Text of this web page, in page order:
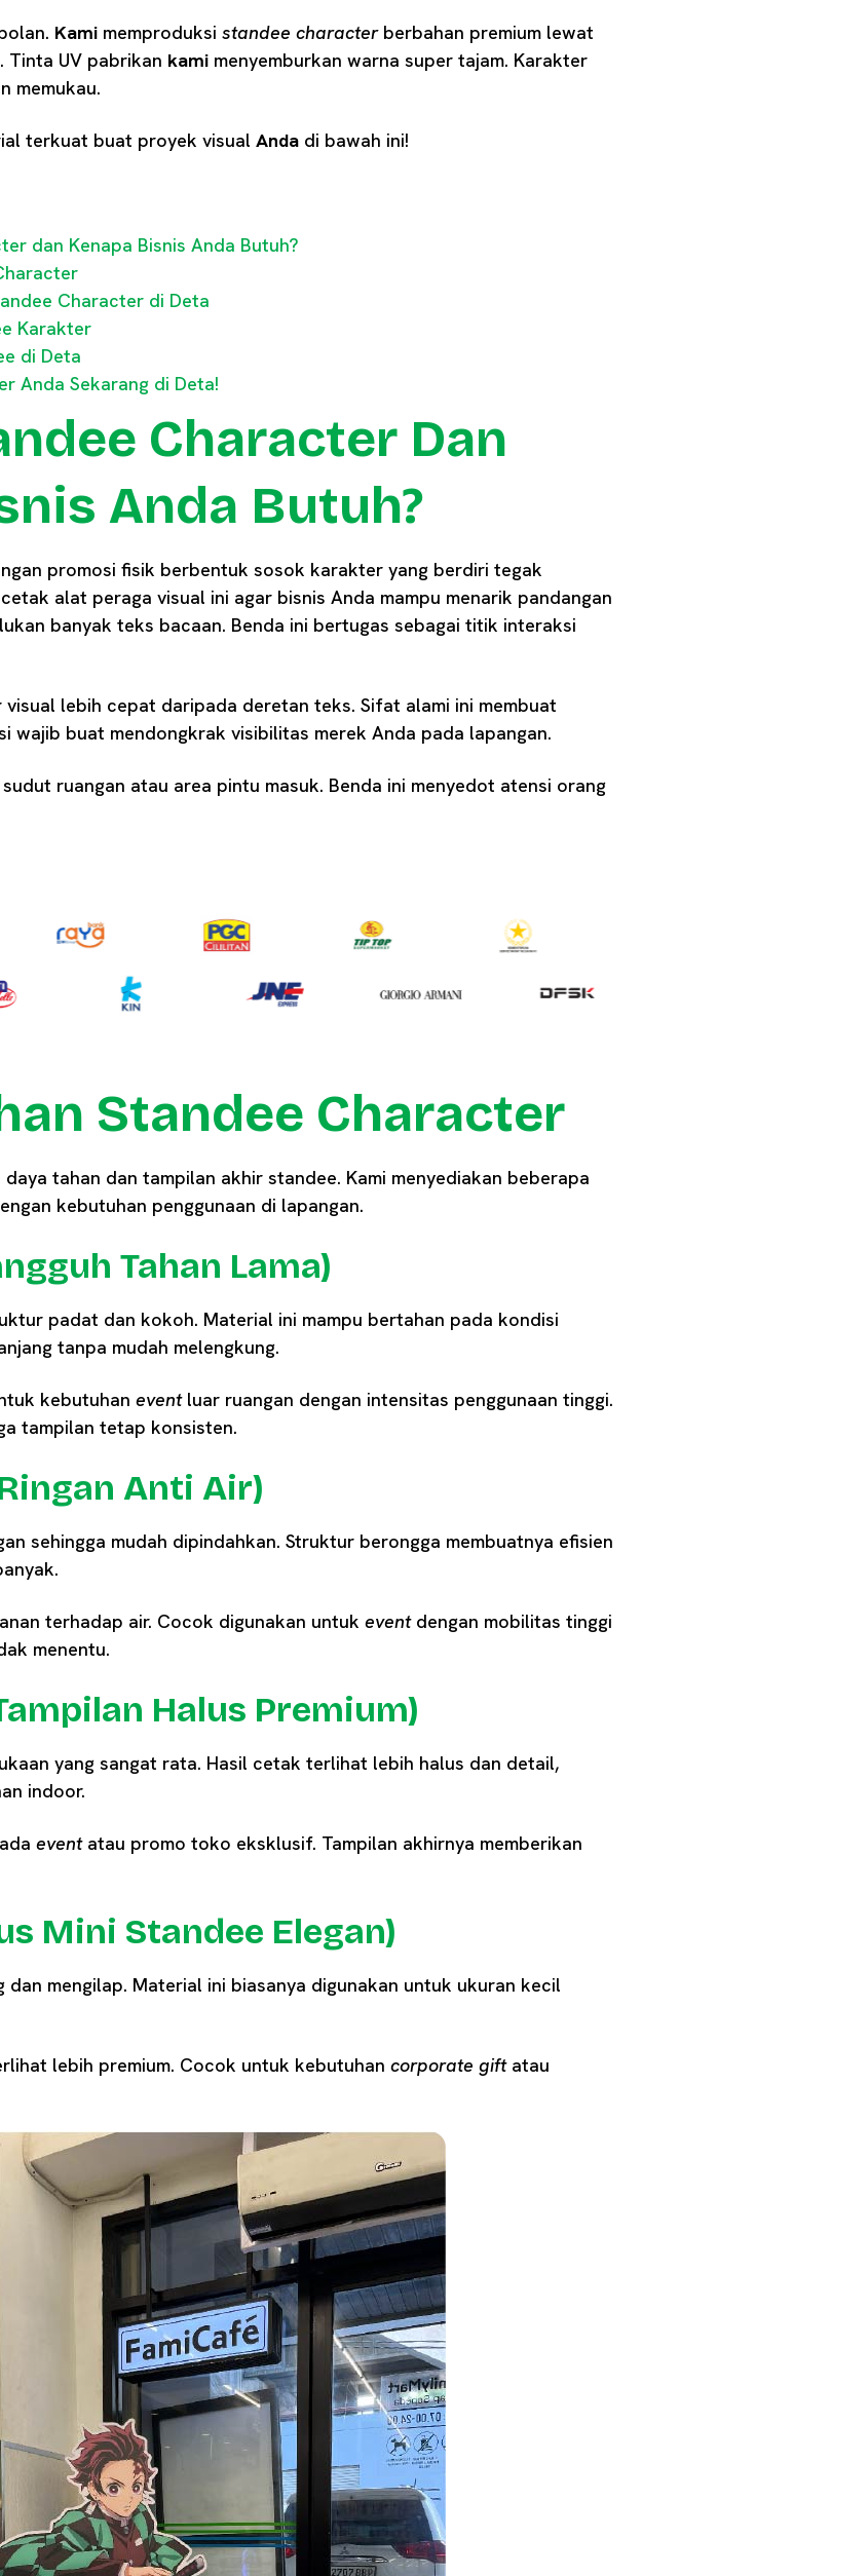
Kami memproduksi standee characterberbahan premium lewat
Tinta UV pabrikan kami menyemburkan warna super tajam. Karakter
memukau.
terkuat buat proyek visual Anda di bawah ini!
dan Kenapa Bisnis Anda Butuh?
Character di Deta
Karakter
di Deta
Anda Sekarang di Deta!
Character Dan
Anda Butuh?
promosi fisik berbentuk sosok karakter yang berdiri tegak
alat peraga visual ini agar bisnis Anda mampu menarik pandangan
banyak teks bacaan. Benda ini bertugas sebagai titik interaksi
visual lebih cepat daripada deretan teks. Sifat alami ini membuat
wajib buat mendongkrak visibilitas merek Anda pada lapangan.
ruangan atau area pintu masuk. Benda ini menyedot atensi orang
Standee Character
tahan dan tampilan akhir standee. Kami menyediakan beberapa
kebutuhan penggunaan di lapangan.
Tahan Lama)
padat dan kokoh. Material ini mampu bertahan pada kondisi
tanpa mudah melengkung.
kebutuhan event luar ruangan dengan intensitas penggunaan tinggi.
tampilan tetap konsisten.
Anti Air)
sehingga mudah dipindahkan. Struktur berongga membuatnya efisien
terhadap air. Cocok digunakan untuk event dengan mobilitas tinggi
menentu.
Halus Premium)
yang sangat rata. Hasil cetak terlihat lebih halus dan detail,
indoor.
eventatau promo toko eksklusif. Tampilan akhirnya memberikan
Mini Standee Elegan)
mengilap. Material ini biasanya digunakan untuk ukuran kecil
lebih premium. Cocok untuk kebutuhan corporate gift atau